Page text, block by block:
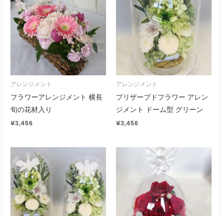
アレンジメント
フラワーアレンジメント 横長
旬の花材入り
¥3,456
アレンジメント
プリザーブドフラワー アレン
ジメント ドーム型 グリーン
¥3,456